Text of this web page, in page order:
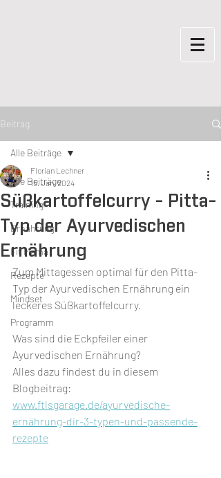
Beitrag
Alle Beiträge
Training
Ernährung
Fit Mama
Rezepte
Mindset
Programm
Alle Beiträge
Süßkartoffelcurry - Pitta-
Typ der Ayurvedischen
Ernährung
Florian Lechner
15. Jan. 2024
Zum Mittagessen optimal für den Pitta-
Typ der Ayurvedischen Ernährung ein
leckeres Süßkartoffelcurry.
Was sind die Eckpfeiler einer
Ayurvedischen Ernährung?
Alles dazu findest du in diesem
Blogbeitrag:
www.ftlsgarage.de/ayurvedische-
ernährung-dir-3-typen-und-passende-
rezepte